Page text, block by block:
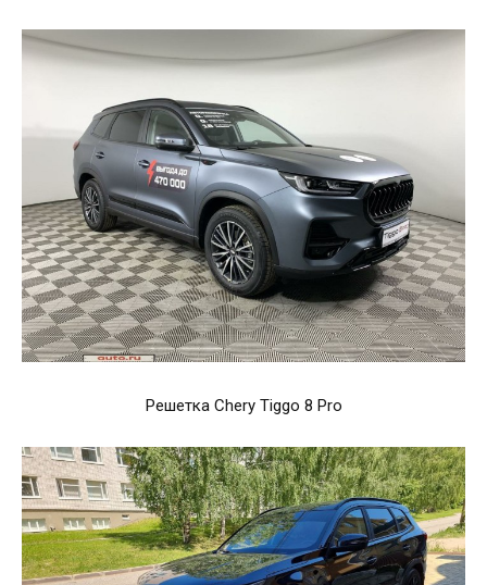
Решетка Chery Tiggo 8 Pro